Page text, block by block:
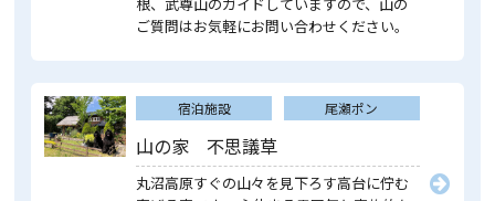
ご質問はお気軽にお問い合わせください。
宿泊施設 尾瀬ポン
山の家 不思議草
丸沼高原すぐの山々を見下ろす高台に佇む